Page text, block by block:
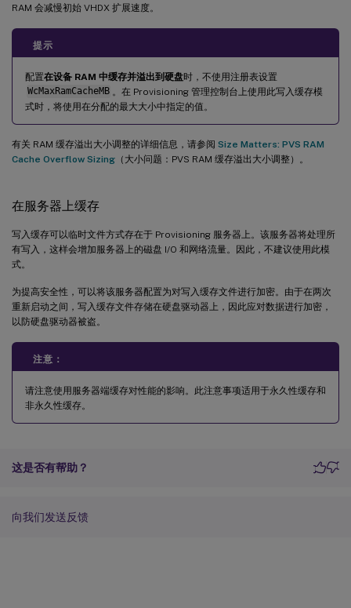
RAM 会减慢初始 VHDX 扩展速度。
提示
配置在设备 RAM 中缓存并溢出到硬盘时，不使用注册表设置
WcMaxRamCacheMB 。在 Provisioning 管理控制台上使用此写入缓存模
式时，将使用在分配的最大大小中指定的值。
有关 RAM 缓存溢出大小调整的详细信息，请参阅 Size Matters: PVS RAM
Cache Overflow Sizing （大小问题：PVS RAM 缓存溢出大小调整）。
在服务器上缓存
写入缓存可以临时文件方式存在于 Provisioning 服务器上。该服务器将处理所
有写入，这样会增加服务器上的磁盘 I/O 和网络流量。因此，不建议使用此模
式。
为提高安全性，可以将该服务器配置为对写入缓存文件进行加密。由于在两次
重新启动之间，写入缓存文件存储在硬盘驱动器上，因此应对数据进行加密，
以防硬盘驱动器被盗。
注意：
请注意使用服务器端缓存对性能的影响。此注意事项适用于永久性缓存和
非永久性缓存。
这是否有帮助？
向我们发送反馈